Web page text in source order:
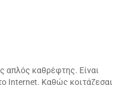
απλός καθρέφτης. Είναι
Internet. Καθώς κοιτάζεσαι